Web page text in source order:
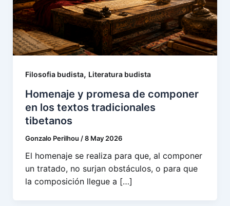
Filosofia budista, Literatura budista
Homenaje y promesa de componer
en los textos tradicionales
tibetanos
Gonzalo Perilhou /8 May 2026
El homenaje se realiza para que, al componer
un tratado, no surjan obstáculos, o para que
la composición llegue a […]